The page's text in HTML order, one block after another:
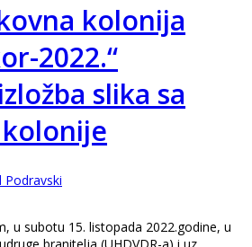
kolonija
2022.“
slika sa
Podravski
u subotu 15. listopada 2022.godine, u
branitelja (UHDVDR-a) i uz